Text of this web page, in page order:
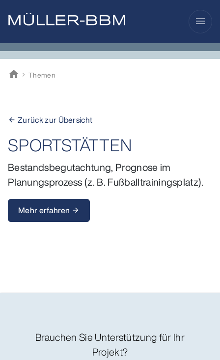
menu
home
Müller-BBM
Themen
arrow_back Zurück zur Übersicht
SPORTSTÄTTEN
Bestandsbegutachtung, Prognose im
Planungsprozess (z. B. Fußballtrainingsplatz).
Mehr erfahren arrow_forward
Brauchen Sie Unterstützung für Ihr
Projekt?